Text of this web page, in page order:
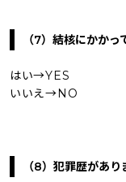
（7）結核にかかっ
はい→YES
いいえ→NO
（8）犯罪歴があり